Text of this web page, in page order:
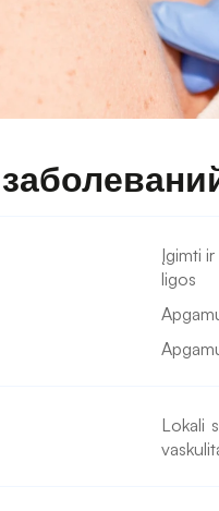
Įgimti
ligos
Lokali